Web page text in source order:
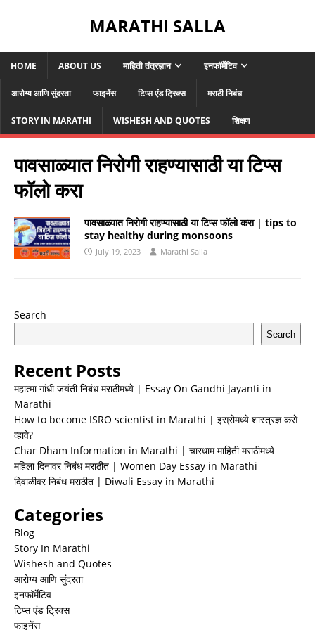
MARATHI SALLA
HOME ABOUT US माहिती तंत्रज्ञान इनफॉर्मेटिव
आरोग्य आणि सुंदरता फाइनेंस टिप्स एंड ट्रिक्स मराठी निबंध
STORY IN MARATHI WISHESH AND QUOTES शिक्षण
पावसाळ्यात निरोगी राहण्यासाठी या टिप्स
फॉलो करा
पावसाळ्यात निरोगी राहण्यासाठी या टिप्स फॉलो करा | tips to
stay healthy during monsoons
July 19, 2023 Marathi Salla
Search
Search
Recent Posts
महात्मा गांधी जयंती निबंध मराठीमध्ये | Essay On Gandhi Jayanti in
Marathi
How to become ISRO scientist in Marathi | इस्रोमध्ये शास्त्रज्ञ कसे
व्हावे?
Char Dham Information in Marathi | चारधाम माहिती मराठीमध्ये
महिला दिनावर निबंध मराठीत | Women Day Essay in Marathi
दिवाळीवर निबंध मराठीत | Diwali Essay in Marathi
Categories
Blog
Story In Marathi
Wishesh and Quotes
आरोग्य आणि सुंदरता
इनफॉर्मेटिव
टिप्स एंड ट्रिक्स
फाइनेंस